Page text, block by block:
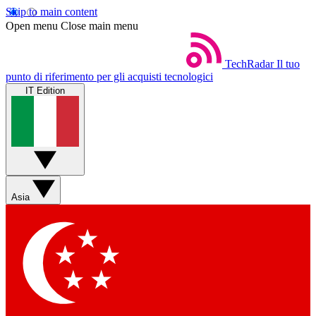
Skip to main content
Open menu Close main menu
TechRadar Il tuo
punto di riferimento per gli acquisti tecnologici
IT Edition
Asia